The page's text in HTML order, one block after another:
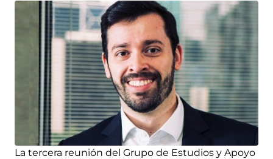
La tercera reunión del Grupo de Estudios y Apoyo